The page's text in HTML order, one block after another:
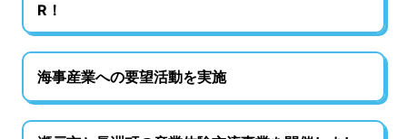
R！
海事産業への要望活動を実施